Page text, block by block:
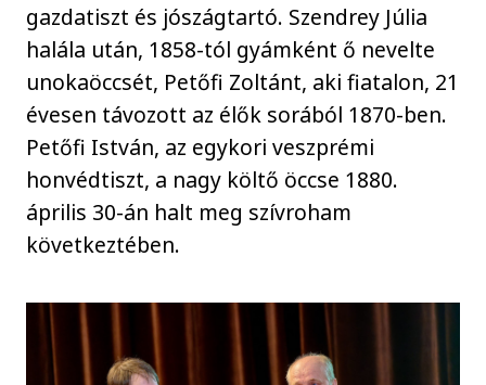
gazdatiszt és jószágtartó. Szendrey Júlia
halála után, 1858-tól gyámként ő nevelte
unokaöccsét, Petőfi Zoltánt, aki fiatalon, 21
évesen távozott az élők sorából 1870-ben.
Petőfi István, az egykori veszprémi
honvédtiszt, a nagy költő öccse 1880.
április 30-án halt meg szívroham
következtében.